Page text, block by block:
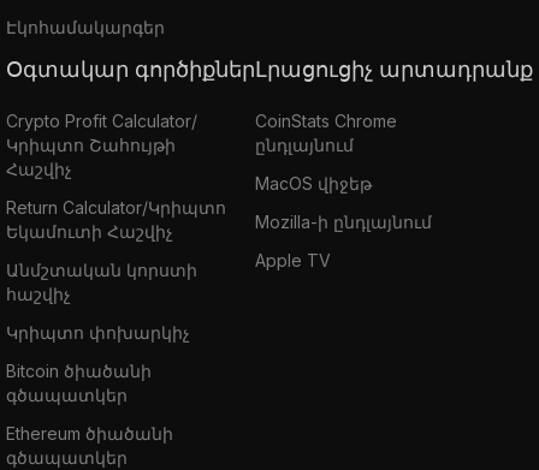
Էկոհամակարգեր
Օգտակար գործիքներ
Crypto Profit Calculator/
Կրիպտո Շահույթի
Հաշվիչ
Return Calculator/Կրիպտո
Եկամուտի Հաշվիչ
Անմշտական կորստի
հաշվիչ
Կրիպտո փոխարկիչ
Bitcoin ծիածանի
գծապատկեր
Ethereum ծիածանի
գծապատկեր
Լրացուցիչ արտադրանք
CoinStats Chrome
ընդլայնում
MacOS վիջեթ
Mozilla-ի ընդլայնում
Apple TV